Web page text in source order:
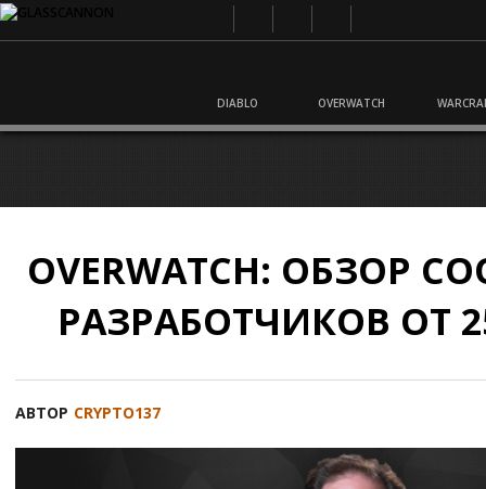
DIABLO OVERWATCH
OVERWATCH: ОБЗОР
РАЗРАБОТЧИКОВ ОТ
АВТОР CRYPTO137